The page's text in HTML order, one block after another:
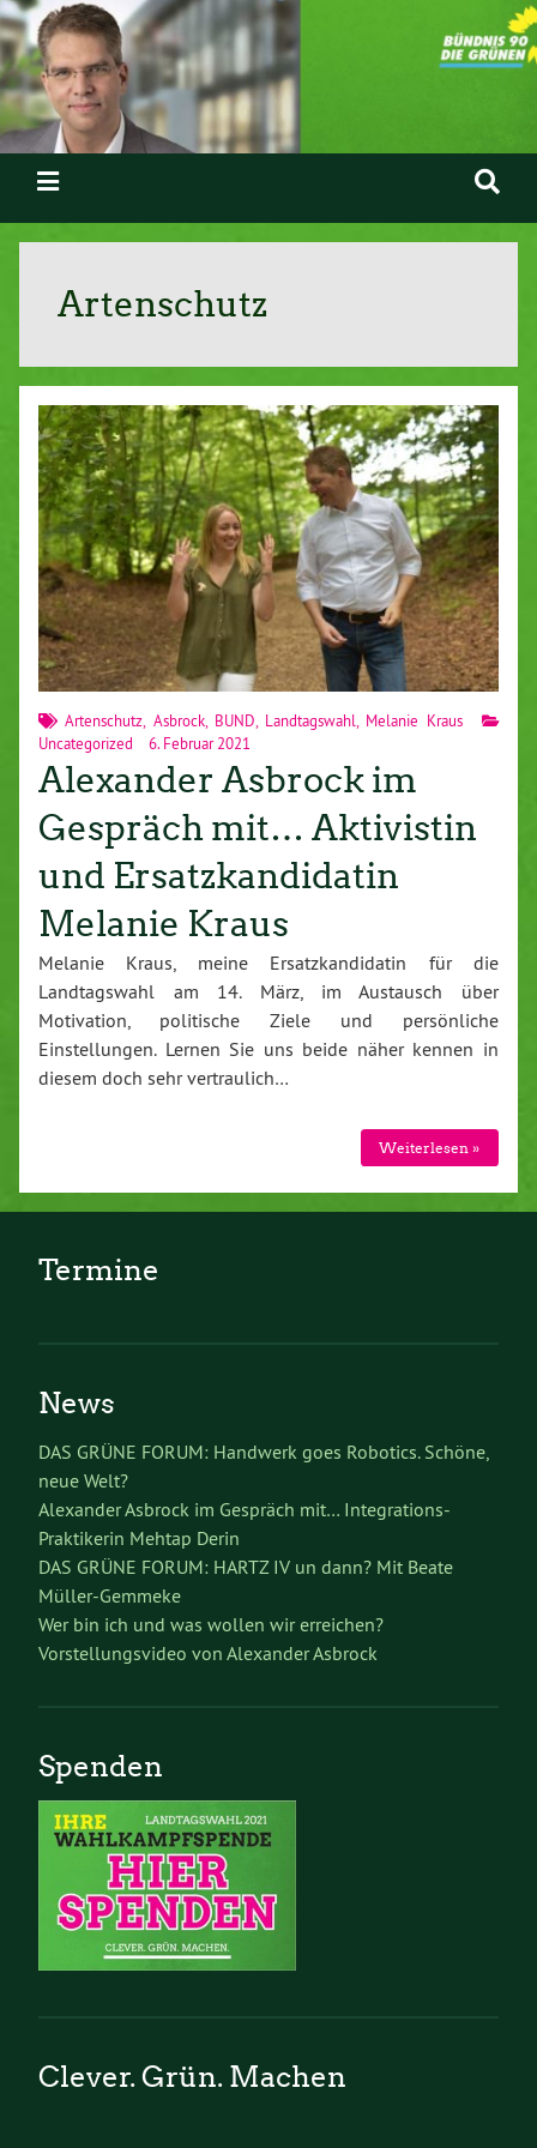
Artenschutz
Artenschutz Asbrock, BUND Landtagswahl
Melanie Kraus
Uncategorized
6. Februar 2021
Alexander Asbrock im
Gespräch mit… Aktivistin
und Ersatzkandidatin
Melanie Kraus
Melanie Kraus, meine Ersatzkandidatin für die
Landtagswahl am 14. März, im Austausch über
Motivation, politische Ziele und persönliche
Einstellungen. Lernen Sie uns beide näher kennen in
diesem doch sehr vertraulich…
Weiterlesen »
Termine
News
DAS GRÜNE FORUM: Handwerk goes Robotics. Schöne,
neue Welt?
Alexander Asbrock im Gespräch mit… Integrations-
Praktikerin Mehtap Derin
DAS GRÜNE FORUM: HARTZ IV un dann? Mit Beate
Müller-Gemmeke
Wer bin ich und was wollen wir erreichen?
Vorstellungsvideo von Alexander Asbrock
Spenden
Clever. Grün. Machen